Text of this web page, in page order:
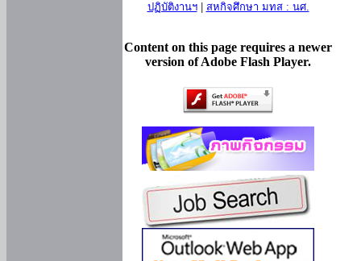
ปฏิบัติงานฯ| สหกิจศึกษา มทส : นศ.
Content on this page requires a newer
version of Adobe Flash Player.